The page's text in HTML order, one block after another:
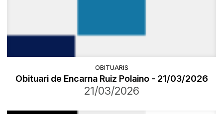
OBITUARIS
Obituari de Encarna Ruiz Polaino - 21/03/2026
21/03/2026